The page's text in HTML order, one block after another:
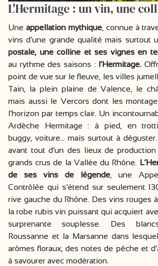
L'Hermitage : un vin, une
Une appellation mythique, connue à
vins d’une grande qualité mais surtout
postale, une colline et ses vignes en
au rythme des saisons : l’Hermitage.
point de vue sur le fleuve, les villes
Tain, la plein plaine de Valence, le
mais aussi le Vercors dont les
l’horizon par temps clair. Un
Ardèche Hermitage : à pied, en
buggy, voiture… mais surtout à
avant tout d’un des lieux de
grands crus de la Vallée du Rhône.
de ses vins de légende, une
Contrôlée qui s’étend sur seulement
rive gauche du Rhône. Des vins rouges
la robe rubis vin puissant qui acquiert
surprenante souplesse. Des
Roussanne et la Marsanne dans
arômes floraux, des notes de pêche et
à savourer avec modération.